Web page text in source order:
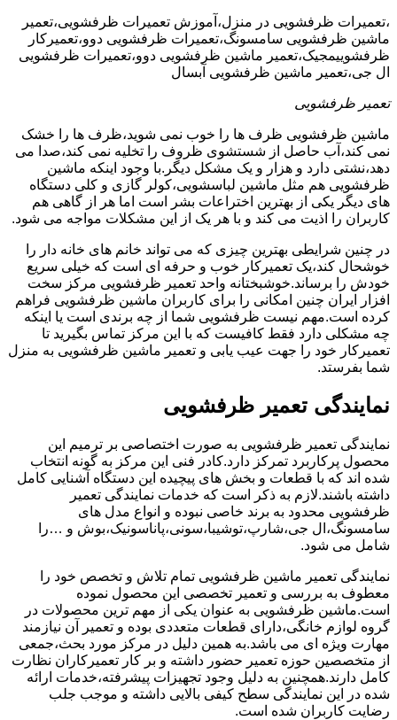
،تعمیرات ظرفشویی در منزل،آموزش تعمیرات ظرفشویی،تعمیر
ماشین ظرفشویی سامسونگ،تعمیرات ظرفشویی دوو،تعمیرکار
ظرفشوییمجیک،تعمیر ماشین ظرفشویی دوو،تعمیرات ظرفشویی
ال جی،تعمیر ماشین ظرفشویی آبسال
تعمیر ظرفشویی
ماشین ظرفشویی ظرف ها را خوب نمی شوید،ظرف ها را خشک
نمی کند،آب حاصل از شستشوی ظروف را تخلیه نمی کند،صدا می
دهد،نشتی دارد و هزار و یک مشکل دیگر.با وجود اینکه ماشین
ظرفشویی هم مثل ماشین لباسشویی،کولر گازی و کلی دستگاه
های دیگر یکی از بهترین اختراعات بشر است اما هر از گاهی هم
کاربران را اذیت می کند و با هر یک از این مشکلات مواجه می شود.
در چنین شرایطی بهترین چیزی که می تواند خانم های خانه دار را
خوشحال کند،یک تعمیرکار خوب و حرفه ای است که خیلی سریع
خودش را برساند.خوشبختانه واحد تعمیر ظرفشویی مرکز سخت
افزار ایران چنین امکانی را برای کاربران ماشین ظرفشویی فراهم
کرده است.مهم نیست ظرفشویی شما از چه برندی است یا اینکه
چه مشکلی دارد فقط کافیست که با این مرکز تماس بگیرید تا
تعمیرکار خود را جهت عیب یابی و تعمیر ماشین ظرفشویی به منزل
شما بفرستد.
نمایندگی تعمیر ظرفشویی
نمایندگی تعمیر ظرفشویی به صورت اختصاصی بر ترمیم این
محصول پرکاربرد تمرکز دارد.کادر فنی این مرکز به گونه انتخاب
شده اند که با قطعات و بخش های پیچیده این دستگاه آشنایی کامل
داشته باشند.لازم به ذکر است که خدمات نمایندگی تعمیر
ظرفشویی محدود به برند خاصی نبوده و انواع مدل های
سامسونگ،ال جی،شارپ،توشیبا،سونی،پاناسونیک،بوش و …را
شامل می شود.
نمایندگی تعمیر ماشین ظرفشویی تمام تلاش و تخصص خود را
معطوف به بررسی و تعمیر تخصصی این محصول نموده
است.ماشین ظرفشویی به عنوان یکی از مهم ترین محصولات در
گروه لوازم خانگی،دارای قطعات متعددی بوده و تعمیر آن نیازمند
مهارت ویژه ای می باشد.به همین دلیل در مرکز مورد بحث،جمعی
از متخصصین حوزه تعمیر حضور داشته و بر کار تعمیرکاران نظارت
کامل دارند.همچنین به دلیل وجود تجهیزات پیشرفته،خدمات ارائه
شده در این نمایندگی سطح کیفی بالایی داشته و موجب جلب
رضایت کاربران شده است.